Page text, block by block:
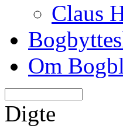
Claus
Om
Digte